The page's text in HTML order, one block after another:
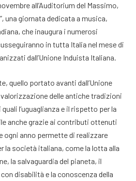
all’Auditorium del Massimo,
una giornata dedicata a musica,
che inaugura i numerosi
in tutta Italia nel mese di
dall’Unione Induista Italiana.
quello portato avanti dall’Unione
delle antiche tradizioni
l’uguaglianza e il rispetto per la
anche grazie ai contributi ottenuti
ogni anno permette di realizzare
società italiana, come la lotta alla
la salvaguardia del pianeta, il
disabilità e la conoscenza della